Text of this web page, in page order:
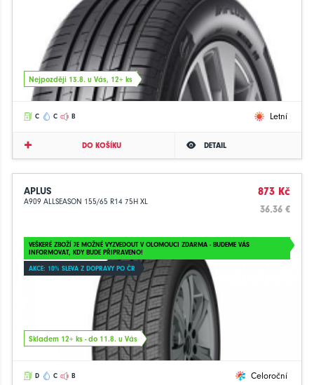
Nejpozději 13.8. u Vás, 12+ ks
C C B Letní
DO KOŠÍKU DETAIL
APLUS
A909 ALLSEASON 155/65 R14 75H XL
873 Kč
36.36 €
VEŠKERÉ ZBOŽÍ JE MOŽNÉ VYZVEDOUT V OLOMOUCI ZDARMA - BUDEME VÁS
INFORMOVAT, KDY BUDE PŘIPRAVENO!
AKCE: 10% SLEVA Z DOPRAVY PO ČR
Skladem 12+ ks - do 11.8. u Vás
D C B Celoroční